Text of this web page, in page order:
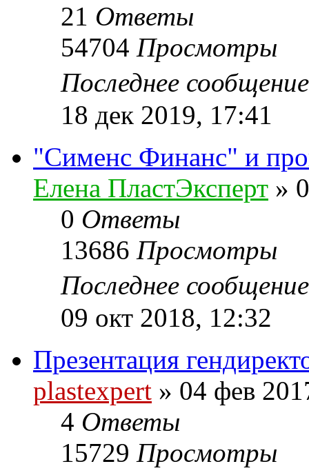
21 Ответы
54704 Просмотры
Последнее
18 дек 2019, 17:41
"Сименс Финанс" и
Елена ПластЭксперт »
0 Ответы
13686 Просмотры
Последнее
09 окт 2018, 12:32
Презентация
plastexpert » 04 фев
4 Ответы
15729 Просмотры